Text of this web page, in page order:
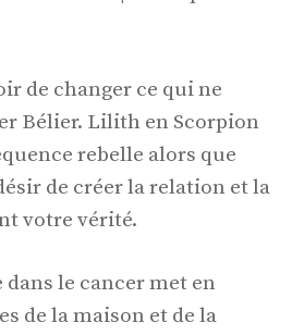
de changer ce qui ne
Bélier. Lilith en Scorpion
rebelle alors que
de créer la relation et la
votre vérité.
le cancer met en
de la maison et de la